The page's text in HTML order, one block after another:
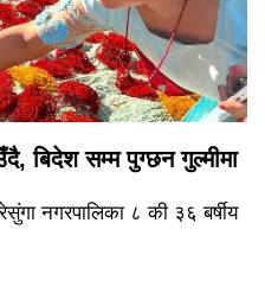
बिदेश सम्म पुग्छन गुल्मीमा
नगरपालिका ८ की ३६ बर्षीय